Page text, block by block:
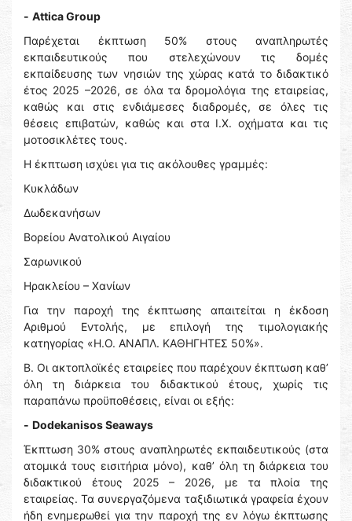
- Attica Group
Παρέχεται έκπτωση 50% στους αναπληρωτές
εκπαιδευτικούς που στελεχώνουν τις δομές
εκπαίδευσης των νησιών της χώρας κατά το διδακτικό
έτος 2025 –2026, σε όλα τα δρομολόγια της εταιρείας,
καθώς και στις ενδιάμεσες διαδρομές, σε όλες τις
θέσεις επιβατών, καθώς και στα Ι.Χ. οχήματα και τις
μοτοσικλέτες τους.
Η έκπτωση ισχύει για τις ακόλουθες γραμμές:
Κυκλάδων
Δωδεκανήσων
Βορείου Ανατολικού Αιγαίου
Σαρωνικού
Ηρακλείου – Χανίων
Για την παροχή της έκπτωσης απαιτείται η έκδοση
Αριθμού Εντολής, με επιλογή της τιμολογιακής
κατηγορίας «Η.Ο. ΑΝΑΠΛ. ΚΑΘΗΓΗΤΕΣ 50%».
Β. Οι ακτοπλοϊκές εταιρείες που παρέχουν έκπτωση καθ’
όλη τη διάρκεια του διδακτικού έτους, χωρίς τις
παραπάνω προϋποθέσεις, είναι οι εξής:
- Dodekanisos Seaways
Έκπτωση 30% στους αναπληρωτές εκπαιδευτικούς (στα
ατομικά τους εισιτήρια μόνο), καθ’ όλη τη διάρκεια του
διδακτικού έτους 2025 – 2026, με τα πλοία της
εταιρείας. Τα συνεργαζόμενα ταξιδιωτικά γραφεία έχουν
ήδη ενημερωθεί για την παροχή της εν λόγω έκπτωσης